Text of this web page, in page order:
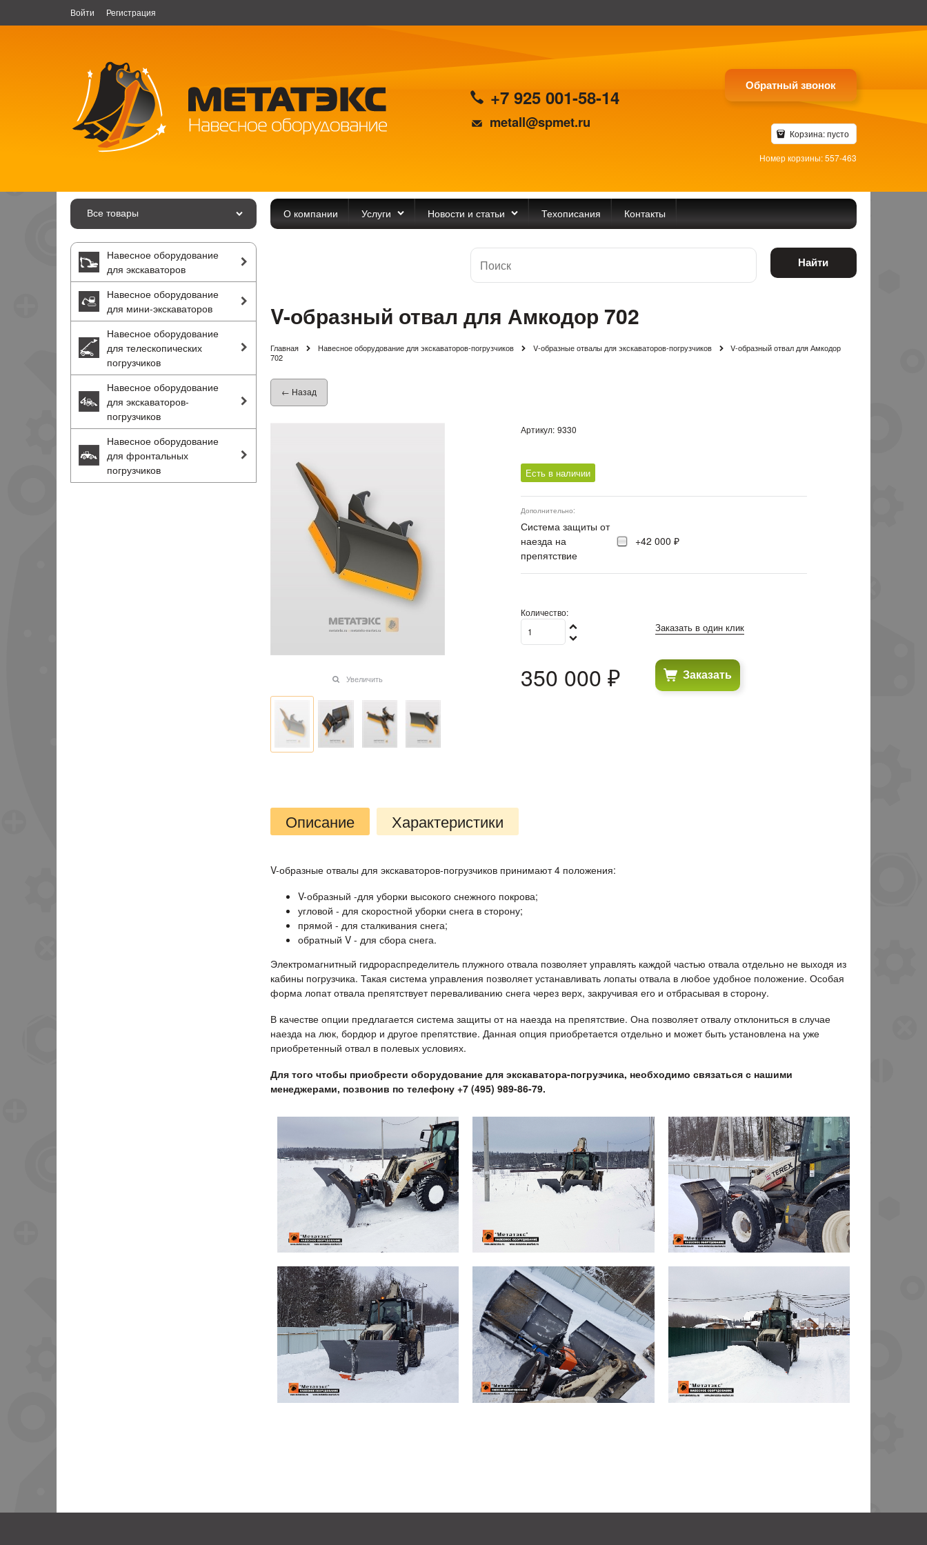
Войти Регистрация
+7 925 001-58-14
metall@spmet.ru
Обратный звонок
Корзина:пусто
Номер корзины: 557-463
Все товары О компании Услуги Новости и статьи Техописания Контакты
Навесное оборудование
для экскаваторов
Навесное оборудование
для мини-экскаваторов
Навесное оборудование
для телескопических
погрузчиков
Навесное оборудование
для экскаваторов-
погрузчиков
Навесное оборудование
для фронтальных
погрузчиков
Найти
V-образный отвал для Амкодор 702
Главная Навесное оборудование для экскаваторов-погрузчиков V-образные отвалы для экскаваторов-погрузчиков
V-образный отвал для Амкодор
702
← Назад
Увеличить
Артикул: 9330
Есть в наличии
Дополнительно:
Система защиты от
наезда на
препятствие
+42 000 ₽
Количество:
350 000 ₽
Заказать в один клик
Заказать
Описание Характеристики
V-образные отвалы для экскаваторов-погрузчиков принимают 4 положения:
V-образный -для уборки высокого снежного покрова;
угловой - для скоростной уборки снега в сторону;
прямой - для сталкивания снега;
обратный V - для сбора снега.
Электромагнитный гидрораспределитель плужного отвала позволяет управлять каждой частью отвала отдельно не выходя из
кабины погрузчика. Такая система управления позволяет устанавливать лопаты отвала в любое удобное положение. Особая
форма лопат отвала препятствует переваливанию снега через верх, закручивая его и отбрасывая в сторону.
В качестве опции предлагается система защиты от на наезда на препятствие. Она позволяет отвалу отклониться в случае
наезда на люк, бордюр и другое препятствие. Данная опция приобретается отдельно и может быть установлена на уже
приобретенный отвал в полевых условиях.
Для того чтобы приобрести оборудование для экскаватора-погрузчика, необходимо связаться с нашими
менеджерами, позвонив по телефону +7 (495) 989-86-79.